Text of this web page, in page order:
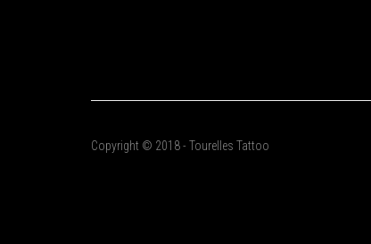
Copyright © 2018 - Tourelles Tattoo